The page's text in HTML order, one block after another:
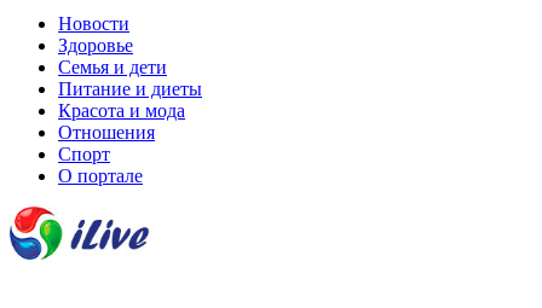
Новости
Здоровье
Семья и дети
Питание и диеты
Красота и мода
Отношения
Спорт
О портале